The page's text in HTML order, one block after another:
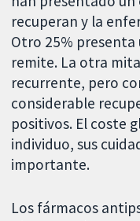
recuperan y la
Otro 25%
remite. La otra
recurrente, pero
considerable
positivos. El coste
individuo, sus
importante.
Los fármacos